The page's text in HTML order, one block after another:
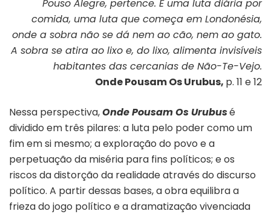
Pouso Alegre, pertence. É uma luta diária por
comida, uma luta que começa em Londonésia,
onde a sobra não se dá nem ao cão, nem ao gato.
A sobra se atira ao lixo e, do lixo, alimenta invisíveis
habitantes das cercanias de Não-Te-Vejo.
Onde Pousam Os Urubus, p. 11 e 12
Nessa perspectiva,Onde Pousam Os Urubusé
dividido em três pilares: a luta pelo poder como um
fim em si mesmo; a exploração do povo e a
perpetuação da miséria para fins políticos; e os
riscos da distorção da realidade através do discurso
político. A partir dessas bases, a obra equilibra a
frieza do jogo político e a dramatização vivenciada